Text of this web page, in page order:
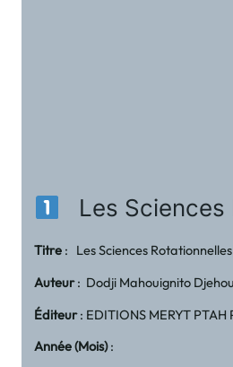
Les Sciences
Titre : Les Sciences
Auteur: Dodji Mahouignito
Éditeur: EDITIONS MERYT PTAH
Année (Mois):